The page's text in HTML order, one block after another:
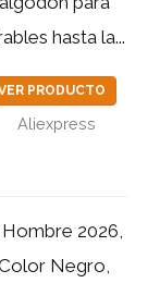
hasta la...
PRODUCTO
Aliexpress
2026,
Negro,